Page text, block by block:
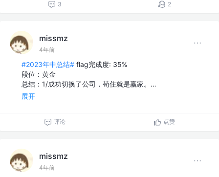
3 2
missmz
4年前
#2023年中总结# flag完成度: 35%
段位：黄金
总结：1/成功切换了公司，苟住就是赢家。…
展开
评论 点赞
missmz
4年前